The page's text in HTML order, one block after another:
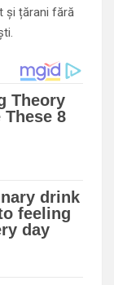
și țărani fără